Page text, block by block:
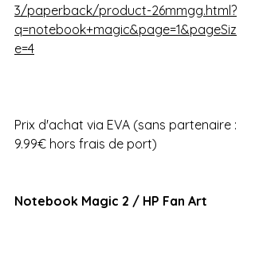
3/paperback/product-26mmgg.html?
q=notebook+magic&page=1&pageSiz
e=4
Prix d'achat via EVA (sans partenaire :
9.99€ hors frais de port)
Notebook Magic 2 / HP Fan Art